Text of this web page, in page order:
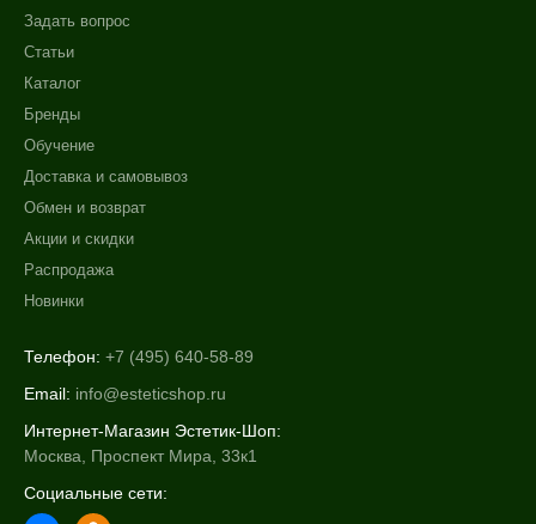
Гладкость
Защита
Защита от УФ-лучей
Показать еще
Область применения
Декольте
Объём
10 мл
15 мл
Показать еще
Задать вопрос
Статьи
Каталог
Бренды
Обучение
Доставка и самовывоз
Обмен и возврат
Акции и скидки
Распродажа
Новинки
Телефон: +7 (495) 640-58-89
Email: info@esteticshop.ru
Интернет-Магазин Эстетик-Шоп:
Москва, Проспект Мира, 33к1
Социальные сети: